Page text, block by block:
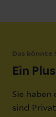
Das könnte
Ein
Sie
sind